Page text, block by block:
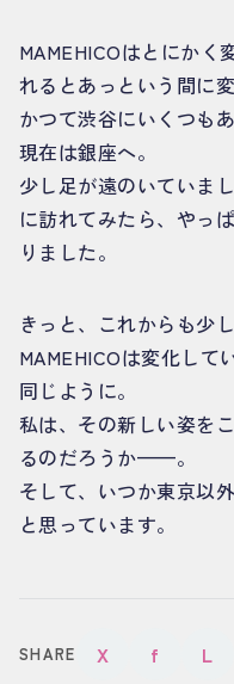
MAMEHICOはとにかく
れるとあっという間に
かつて渋谷にいくつも
現在は銀座へ。
少し足が遠のいていま
に訪れてみたら、やっ
りました。
きっと、これからも少
MAMEHICOは変化して
同じように。
私は、その新しい姿を
るのだろうか——。
そして、いつか東京以
と思っています。
SHARE X f L